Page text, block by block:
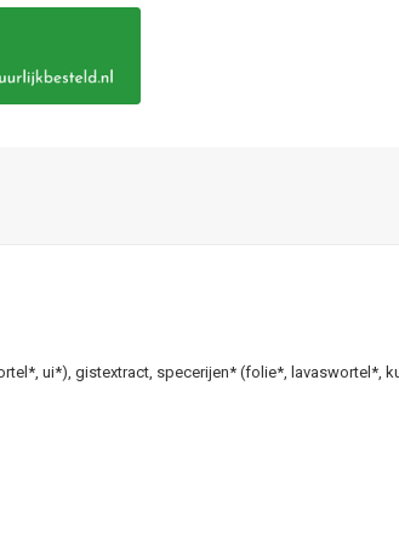
ui*), gistextract, specerijen* (folie*, lavaswortel*,